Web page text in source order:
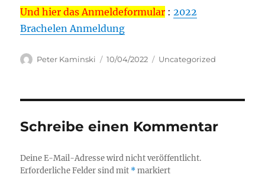
Und hier das Anmeldeformular :2022
Brachelen Anmeldung
Autor
Peter Kaminski
Veröffentlicht
10/04/2022 Kategorien
Uncategorized
Schreibe einen Kommentar
Deine E-Mail-Adresse wird nicht veröffentlicht.
Erforderliche Felder sind mit *markiert